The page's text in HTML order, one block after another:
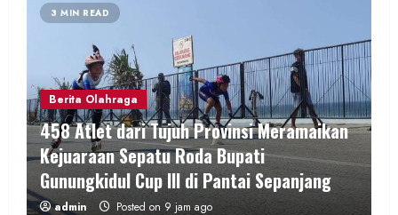
3 MIN READ
Berita Olahraga
458 Atlet dari Tujuh Provinsi Meramaikan
Kejuaraan Sepatu Roda Bupati
Gunungkidul Cup III di Pantai Sepanjang
admin Posted on 9 jam ago